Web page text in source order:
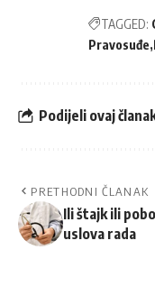
TAGGED:
Pravosuđe
Podijeli ovaj
PRETHODNI ČLANAK
Ili štajk ili
uslova rada